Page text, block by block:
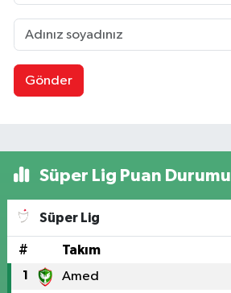
Gönder
Süper Lig Puan Durumu
Süper Lig
# Takım
1 Amed